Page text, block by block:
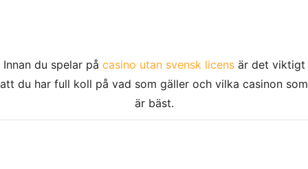
Innan du spelar på casino utan svensk licensär det viktigt
att du har full koll på vad som gäller och vilka casinon som
är bäst.